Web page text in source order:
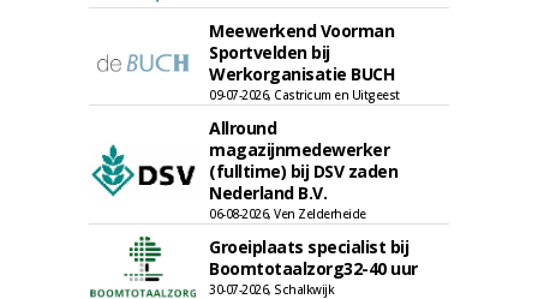
Meewerkend Voorman
Sportvelden bij
Werkorganisatie BUCH
09-07-2026, Castricum en Uitgeest
Allround
magazijnmedewerker
(fulltime) bij DSV zaden
Nederland B.V.
06-08-2026, Ven Zelderheide
Groeiplaats specialist bij
Boomtotaalzorg32-40 uur
30-07-2026, Schalkwijk